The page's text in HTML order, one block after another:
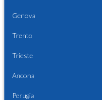
Genova
Trento
Trieste
Ancona
Perugia